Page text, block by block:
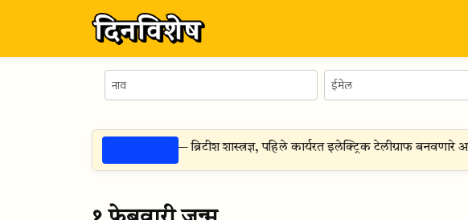
— फ्रान्सिस रोनाल्ड्स — ब्रिटीश शास्त्रज्ञ, पहिले कार्यरत इलेक्ट्रिक टेलीग्राफ बनवणारे